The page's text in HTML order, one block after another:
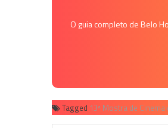
O guia completo de Belo
Tagged 13ª Mostra de